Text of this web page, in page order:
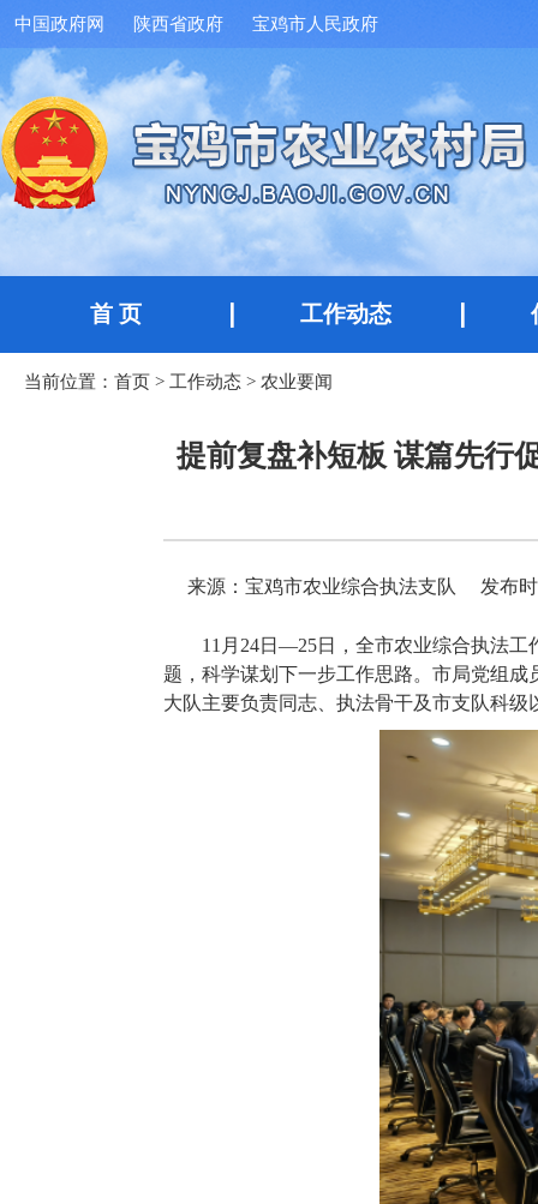
中国政府网 陕西省政府 宝鸡市人民政府
首 页 工作动态
当前位置： 首页 > 工作动态 > 农业要闻
提前复盘补短板 谋篇先行
来源：宝鸡市农业综合执法支队 发布
11月24日—25日，全市农业综合执法
题，科学谋划下一步工作思路。市局党组
大队主要负责同志、执法骨干及市支队科级